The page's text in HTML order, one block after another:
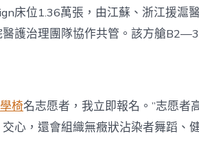
位1.36萬張，由江蘇、浙江援滬
護治理團隊協作共管。該方艙
椅名志愿者，我立即報名。”志愿者
心，還會組織無癥狀沾染者舞蹈、